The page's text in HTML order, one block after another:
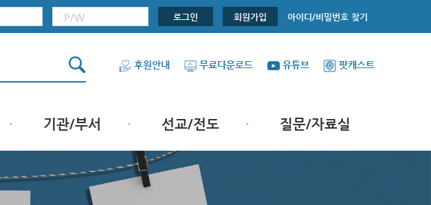
로그인 회원가입 아이디/비밀번호 찾기
후원안내 무료다운로드 유튜브 팟캐스트
기관/부서 선교/전도 질문/자료실